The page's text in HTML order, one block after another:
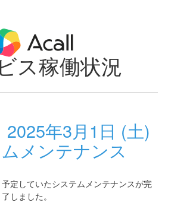
ス稼働状況
ンター このページについて
2025年3月1日 (土)
メンテナンス
予定していたシステムメンテナンスが完
了しました。